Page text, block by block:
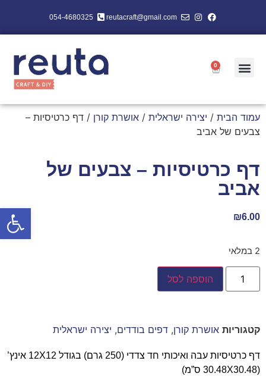
פתח
reutacraft@gmail.com
054-4680325
0
עמוד הבית / יצירה ישראלית / אושרת קורן / דף כרטיסיות –
צבעים של אביב
דף כרטיסיות – צבעים של
אביב
₪6.00
2 במלאי
הוספה לסל
קטגוריות אושרת קורן, דפים בודדים, יצירה ישראלית
דף כרטיסיות עבה ואיכותי חד צדדי (250 גרם) בגודל 12X12 אינץ’
(30.48X30.48 ס”מ)